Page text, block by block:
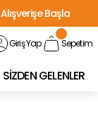
Alışverişe Başla
Giriş Yap Sepetim
SİZDEN GELENLER